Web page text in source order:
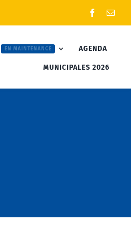
EN MAINTENANCE AGENDA
MUNICIPALES 2026